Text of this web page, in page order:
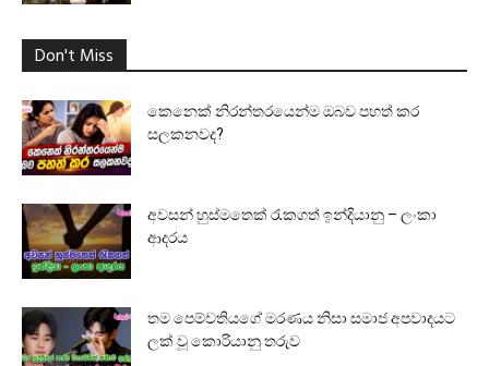
Don't Miss
කෙනෙක් නිරන්තරයෙන්ම ඔබව පහත් කර
සලකනවද?
අවසන් හුස්මතෙක් රැකගත් ඉන්දියානු – ලංකා
ආදරය
තම පෙම්වතියගේ මරණය නිසා සමාජ අපවාදයට
ලක් වූ කොරියානු තරුව